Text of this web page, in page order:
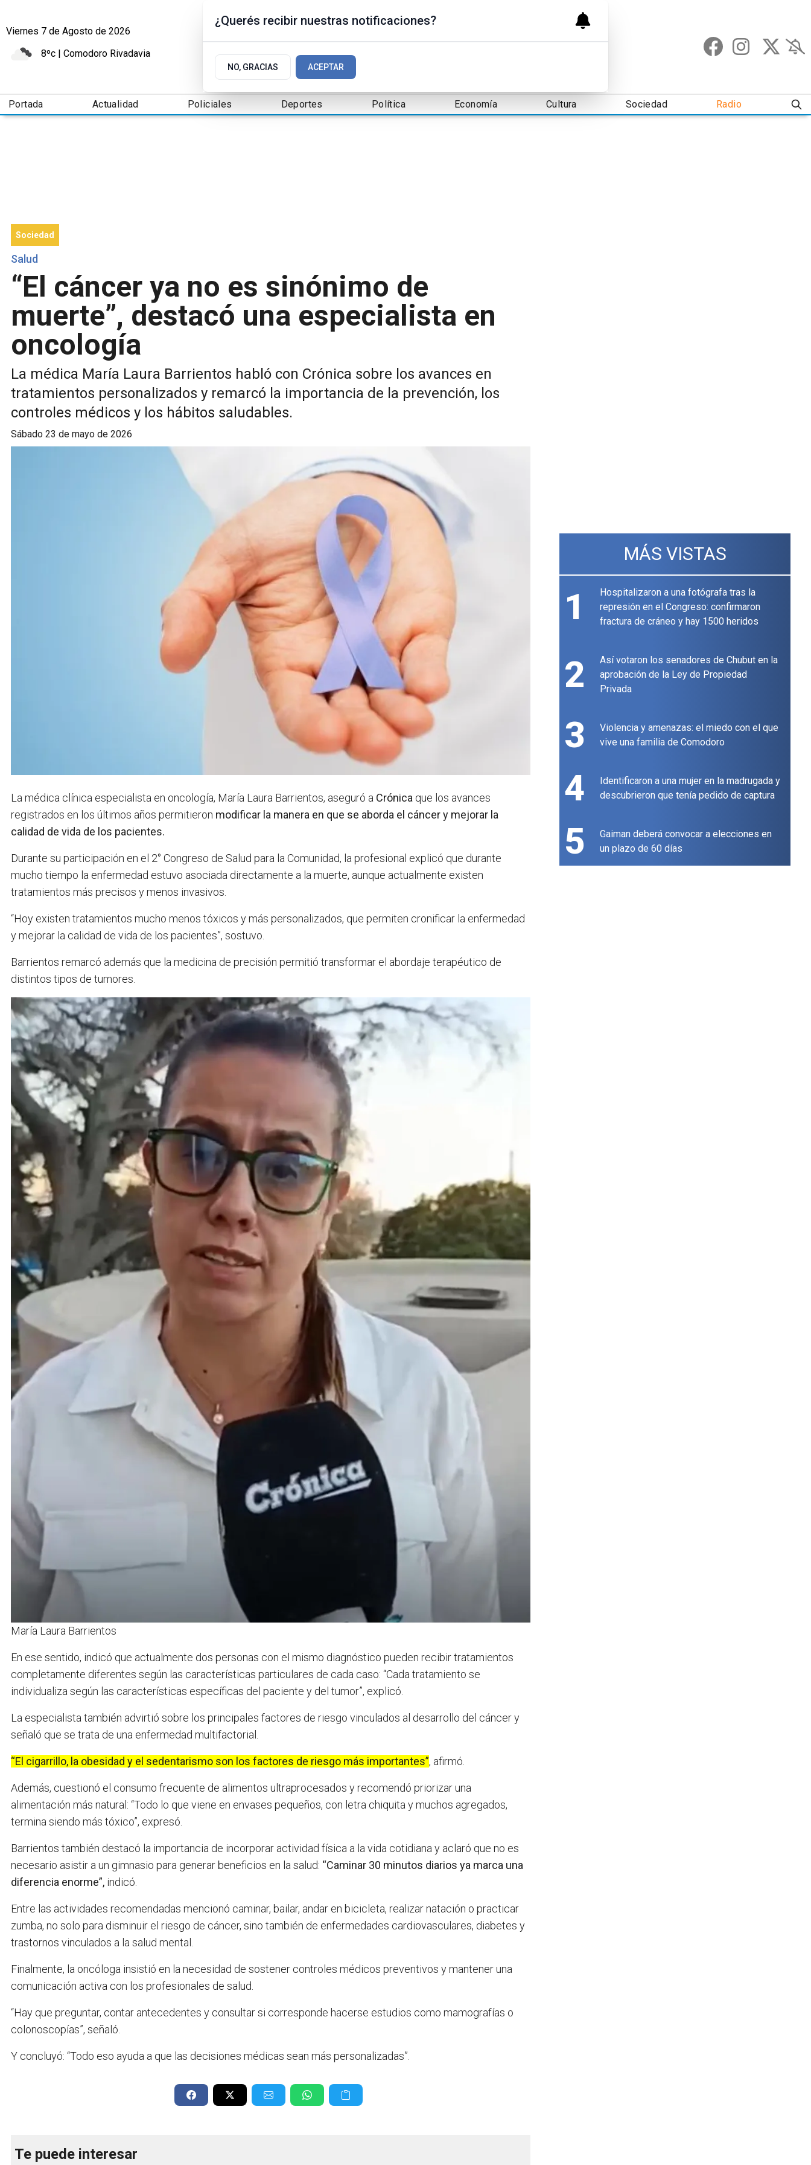
Viernes 7 de Agosto de 2026
8ºc | Comodoro Rivadavia
Portada Actualidad Policiales Deportes Política Economía Cultura Sociedad Radio
Sociedad
Salud
“El cáncer ya no es sinónimo de
muerte”, destacó una especialista en
oncología
La médica María Laura Barrientos habló con Crónica sobre los avances en
tratamientos personalizados y remarcó la importancia de la prevención, los
controles médicos y los hábitos saludables.
sábado 23 de mayo de 2026
La médica clínica especialista en oncología, María Laura Barrientos, aseguró a Crónica que los avances
registrados en los últimos años permitieron modificar la manera en que se aborda el cáncer y mejorar la
calidad de vida de los pacientes.
Durante su participación en el 2° Congreso de Salud para la Comunidad, la profesional explicó que durante
mucho tiempo la enfermedad estuvo asociada directamente a la muerte, aunque actualmente existen
tratamientos más precisos y menos invasivos.
“Hoy existen tratamientos mucho menos tóxicos y más personalizados, que permiten cronificar la enfermedad
y mejorar la calidad de vida de los pacientes”, sostuvo.
Barrientos remarcó además que la medicina de precisión permitió transformar el abordaje terapéutico de
distintos tipos de tumores.
María Laura Barrientos
En ese sentido, indicó que actualmente dos personas con el mismo diagnóstico pueden recibir tratamientos
completamente diferentes según las características particulares de cada caso: “Cada tratamiento se
individualiza según las características específicas del paciente y del tumor”, explicó.
La especialista también advirtió sobre los principales factores de riesgo vinculados al desarrollo del cáncer y
señaló que se trata de una enfermedad multifactorial.
“El cigarrillo, la obesidad y el sedentarismo son los factores de riesgo más importantes”, afirmó.
Además, cuestionó el consumo frecuente de alimentos ultraprocesados y recomendó priorizar una
alimentación más natural: “Todo lo que viene en envases pequeños, con letra chiquita y muchos agregados,
termina siendo más tóxico”, expresó.
Barrientos también destacó la importancia de incorporar actividad física a la vida cotidiana y aclaró que no es
necesario asistir a un gimnasio para generar beneficios en la salud: “Caminar 30 minutos diarios ya marca una
diferencia enorme”, indicó.
Entre las actividades recomendadas mencionó caminar, bailar, andar en bicicleta, realizar natación o practicar
zumba, no solo para disminuir el riesgo de cáncer, sino también de enfermedades cardiovasculares, diabetes y
trastornos vinculados a la salud mental.
Finalmente, la oncóloga insistió en la necesidad de sostener controles médicos preventivos y mantener una
comunicación activa con los profesionales de salud.
“Hay que preguntar, contar antecedentes y consultar si corresponde hacerse estudios como mamografías o
colonoscopías”, señaló.
Y concluyó: “Todo eso ayuda a que las decisiones médicas sean más personalizadas”.
Te puede interesar
MÁS VISTAS
1
Hospitalizaron a una fotógrafa tras la
represión en el Congreso: confirmaron
fractura de cráneo y hay 1500 heridos
2
Así votaron los senadores de Chubut en la
aprobación de la Ley de Propiedad
Privada
3
Violencia y amenazas: el miedo con el que
vive una familia de Comodoro
4
Identificaron a una mujer en la madrugada y
descubrieron que tenía pedido de captura
5
Gaiman deberá convocar a elecciones en
un plazo de 60 días
¿Querés recibir nuestras notificaciones?
NO, GRACIAS ACEPTAR